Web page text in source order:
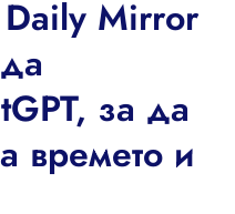
Daily Mirror
за да
времето и